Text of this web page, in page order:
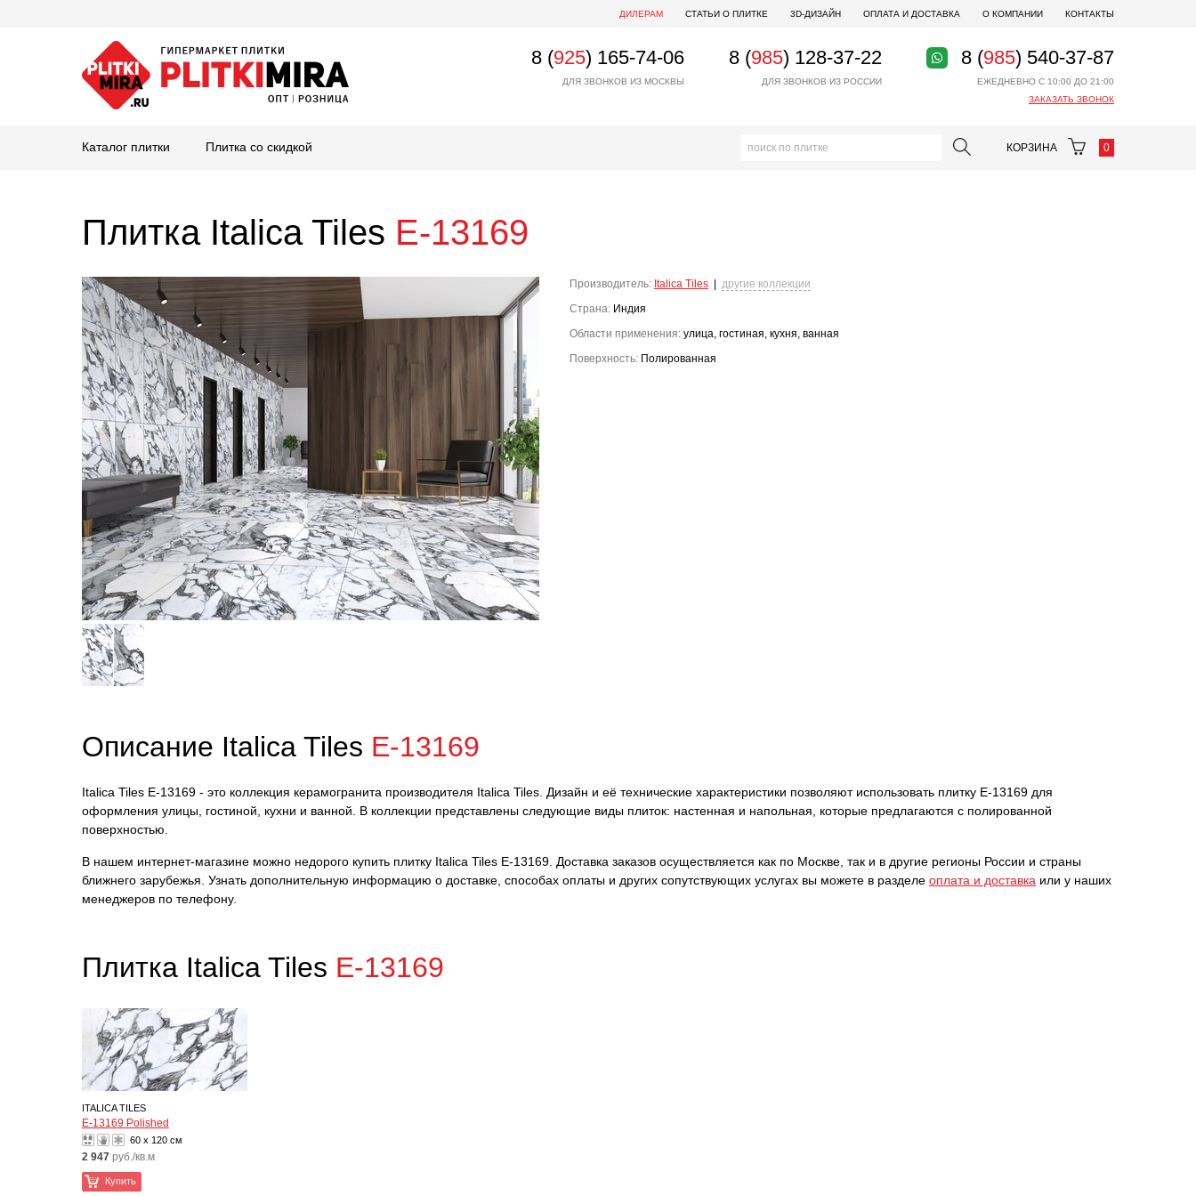
ДИЛЕРАМ СТАТЬИ О ПЛИТКЕ 3D-ДИЗАЙН ОПЛАТА И ДОСТАВКА О КОМПАНИИ КОНТАКТЫ
8 (925) 165-74-06
ДЛЯ ЗВОНКОВ ИЗ МОСКВЫ
8 (985) 128-37-22
ДЛЯ ЗВОНКОВ ИЗ РОССИИ
8 (985) 540-37-87
ЕЖЕДНЕВНО С 10:00 ДО 21:00
ЗАКАЗАТЬ ЗВОНОК
Каталог плитки Плитка со скидкой КОРЗИНА 0
Плитка Italica Tiles E-13169
Производитель: Italica Tiles
другие коллекции
Страна: Индия
Области применения: улица, гостиная, кухня, ванная
Поверхность: Полированная
Описание Italica Tiles E-13169
Italica Tiles E-13169 - это коллекция керамогранита производителя Italica Tiles. Дизайн и её технические характеристики позволяют использовать плитку E-13169 для
оформления улицы, гостиной, кухни и ванной. В коллекции представлены следующие виды плиток: настенная и напольная, которые предлагаются с полированной
поверхностью.
В нашем интернет-магазине можно недорого купить плитку Italica Tiles E-13169. Доставка заказов осуществляется как по Москве, так и в другие регионы России и страны
ближнего зарубежья. Узнать дополнительную информацию о доставке, способах оплаты и других сопутствующих услугах вы можете в разделе оплата и доставка или у наших
менеджеров по телефону.
Плитка Italica Tiles E-13169
ITALICA TILES
E-13169 Polished
60 x 120 см
2 947 руб./кв.м
Купить